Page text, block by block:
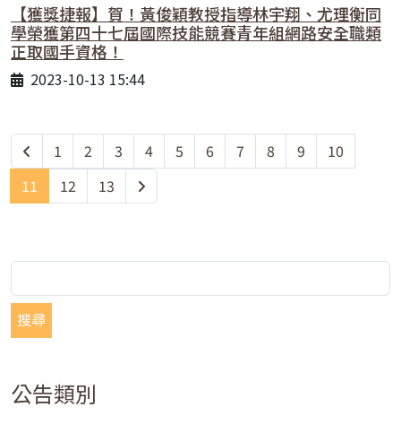
【獲獎捷報】賀！黃俊穎教授指導林宇翔、尤理衡同
學榮獲第四十七屆國際技能競賽青年組網路安全職類
正取國手資格！
2023-10-13 15:44
1 2 3 4 5 6 7 8 9
10
11
12 13
搜尋
公告類別